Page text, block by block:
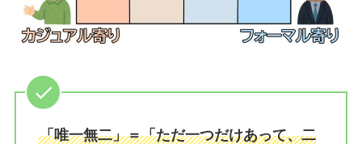
「唯一無二」＝「ただ一つだけあって、二